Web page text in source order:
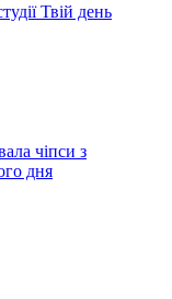
Твій день
чіпси з
дня